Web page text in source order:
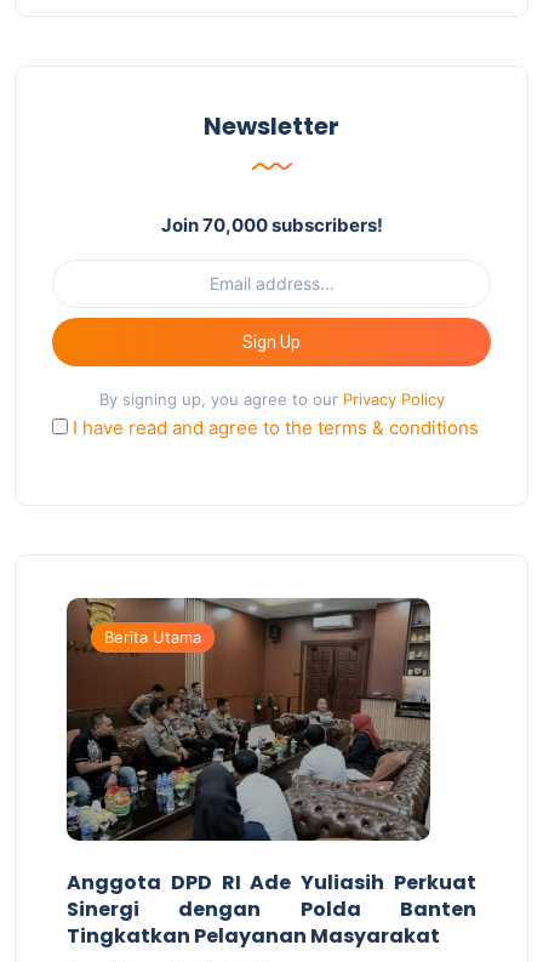
Newsletter
Join 70,000 subscribers!
Sign Up
By signing up, you agree to our Privacy Policy
I have read and agree to the terms & conditions
Berita Utama
Anggota DPD RI Ade Yuliasih Perkuat
Sinergi dengan Polda Banten
Tingkatkan Pelayanan Masyarakat